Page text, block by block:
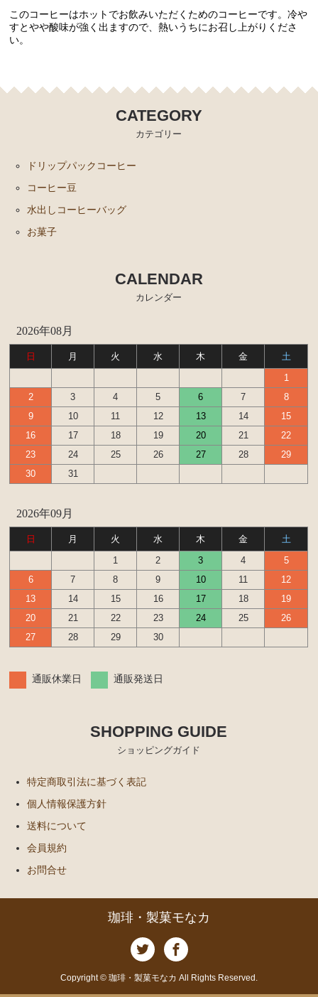
このコーヒーはホットでお飲みいただくためのコーヒーです。冷や
すとやや酸味が強く出ますので、熱いうちにお召し上がりくださ
い。
CATEGORY
カテゴリー
ドリップパックコーヒー
コーヒー豆
水出しコーヒーバッグ
お菓子
CALENDAR
カレンダー
2026年08月
日 月 火 水 木 金
土
1
2
3 4 5 6 7
8
9
10 11 12 13 14
15
16
17 18 19 20 21
22
23
24 25 26 27 28
29
30
31
2026年09月
日 月 火 水 木 金
土
1
2 3 4
5
6
7 8 9 10 11
12
13
14 15 16 17 18
19
20
21 22 23 24 25
26
27
28 29 30
通販休業日 通販発送日
SHOPPING GUIDE
ショッピングガイド
特定商取引法に基づく表記
個人情報保護方針
送料について
会員規約
お問合せ
珈琲・製菓モなカ
Copyright © 珈琲・製菓モなカ All Rights Reserved.